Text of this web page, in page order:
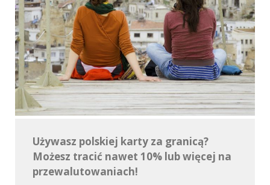
Używasz polskiej karty za granicą?
Możesz tracić nawet 10% lub więcej na
przewalutowaniach!